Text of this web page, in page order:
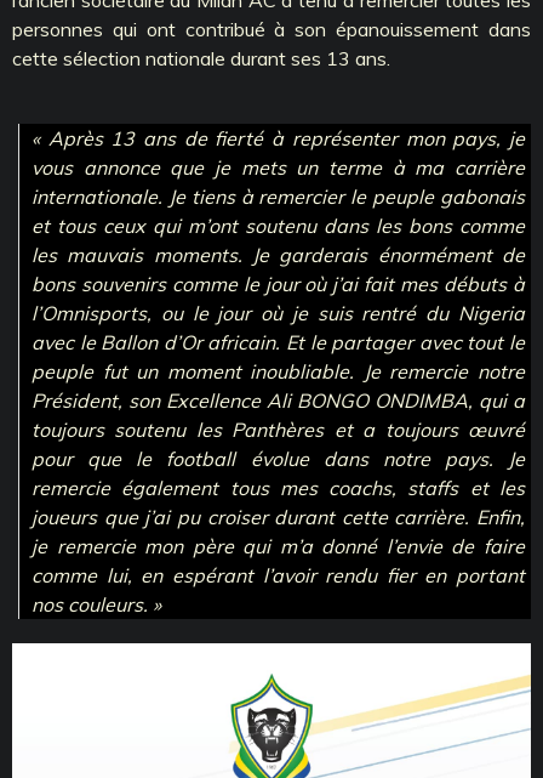
personnes qui ont contribué à son épanouissement dans
cette sélection nationale durant ses 13 ans.
« Après 13 ans de fierté à représenter mon pays, je
vous annonce que je mets un terme à ma carrière
internationale. Je tiens à remercier le peuple gabonais
et tous ceux qui m’ont soutenu dans les bons comme
les mauvais moments. Je garderais énormément de
bons souvenirs comme le jour où j’ai fait mes débuts à
l’Omnisports, ou le jour où je suis rentré du Nigeria
avec le Ballon d’Or africain. Et le partager avec tout le
peuple fut un moment inoubliable. Je remercie notre
Président, son Excellence Ali BONGO ONDIMBA, qui a
toujours soutenu les Panthères et a toujours œuvré
pour que le football évolue dans notre pays. Je
remercie également tous mes coachs, staffs et les
joueurs que j’ai pu croiser durant cette carrière. Enfin,
je remercie mon père qui m’a donné l’envie de faire
comme lui, en espérant l’avoir rendu fier en portant
nos couleurs. »